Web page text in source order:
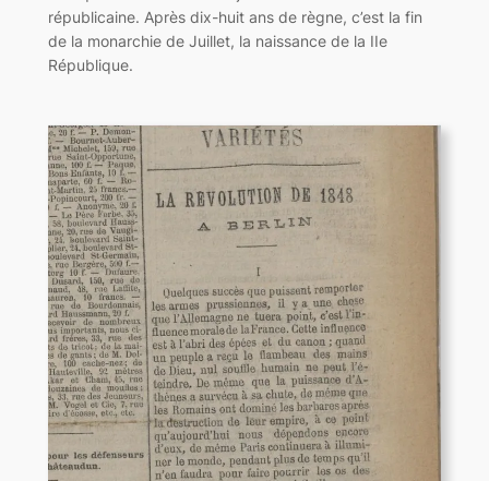
républicaine. Après dix-huit ans de règne, c’est la fin
de la monarchie de Juillet, la naissance de la IIe
République.